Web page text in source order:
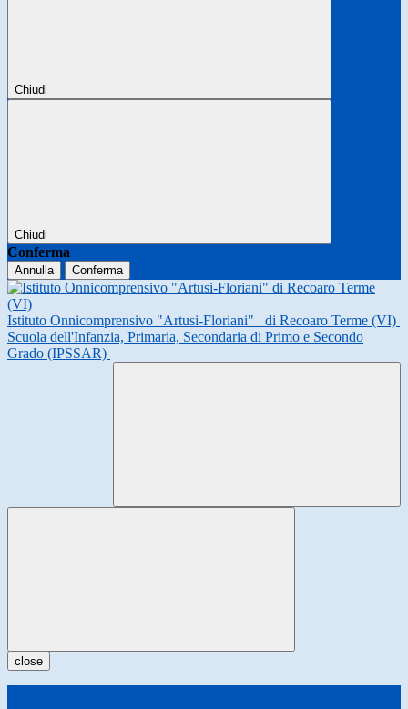
Chiudi
Chiudi
Conferma
Annulla Conferma
Istituto Onnicomprensivo "Artusi-Floriani"
di Recoaro Terme (VI)
Scuola dell'Infanzia, Primaria, Secondaria di Primo e Secondo
Grado (IPSSAR)
close